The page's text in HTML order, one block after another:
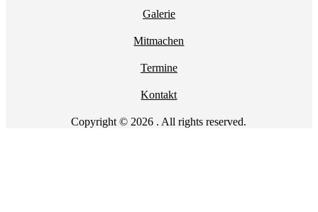
Galerie
Mitmachen
Termine
Kontakt
Copyright © 2026 . All rights reserved.